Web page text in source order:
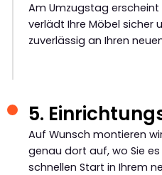
Am Umzugstag
verlädt Ihre Möbel sicher
zuverlässig an Ihren
5.
Auf Wunsch montieren
genau dort auf, wo Sie
schnellen Start in Ihrem